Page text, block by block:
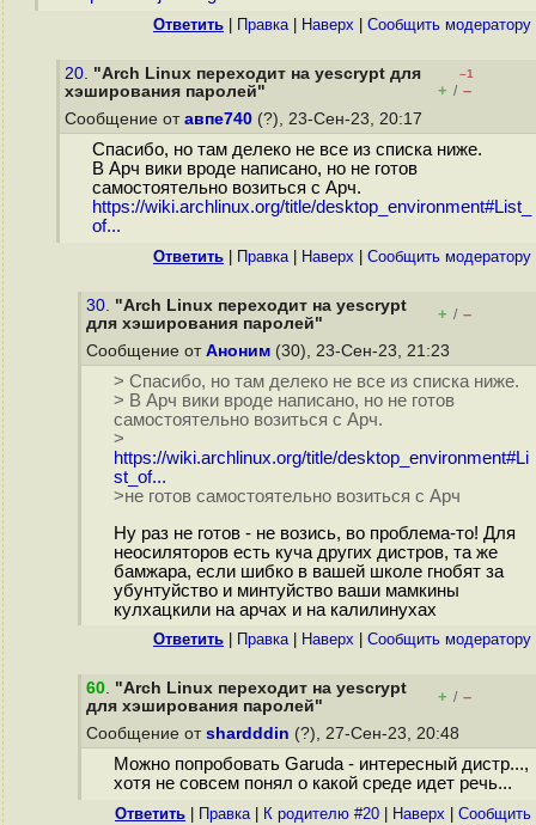
Ответить Правка| Наверх Cообщить модератору
20. "Arch Linux переходит на yescrypt для
хэширования паролей"
–1
+ / –
Сообщение от авпе740 (?), 23-Сен-23, 20:17
Спасибо, но там делеко не все из списка ниже.
В Арч вики вроде написано, но не готов
самостоятельно возиться с Арч.
https://wiki.archlinux.org/title/desktop_environment#List_
of...
Ответить Правка| Наверх Cообщить модератору
30. "Arch Linux переходит на yescrypt
для хэширования паролей"
+ / –
Сообщение от Аноним (30), 23-Сен-23, 21:23
> Спасибо, но там делеко не все из списка ниже.
> В Арч вики вроде написано, но не готов
самостоятельно возиться с Арч.
>
https://wiki.archlinux.org/title/desktop_environment#Li
st_of...
>не готов самостоятельно возиться с Арч
Ну раз не готов - не возись, во проблема-то! Для
неосиляторов есть куча других дистров, та же
бамжара, если шибко в вашей школе гнобят за
убунтуйство и минтуйство ваши мамкины
кулхацкили на арчах и на калилинyxax
Ответить Правка| Наверх Cообщить модератору
60. "Arch Linux переходит на yescrypt
для хэширования паролей"
+ / –
Сообщение от shardddin (?), 27-Сен-23, 20:48
Можно попробовать Garuda - интересный дистр...,
хотя не совсем понял о какой среде идет речь...
Ответить Правка| К родителю #20 Наверх
Cообщить